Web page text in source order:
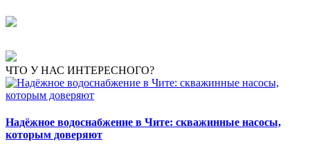
ЧТО У НАС ИНТЕРЕСНОГО?
Надёжное водоснабжение в Чите: скважинные насосы,
которым доверяют